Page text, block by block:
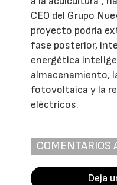
CEO del Grupo
proyecto podría
fase posterior,
energética
almacenamiento,
fotovoltaica y la
eléctricos.
COMENTARIOS
Deja